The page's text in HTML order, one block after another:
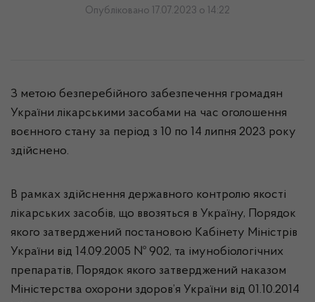
Опубліковано 17.07.2023 о 14:22
З метою безперебійного забезпечення громадян
України лікарськими засобами на час оголошення
воєнного стану за період з 10 по 14 липня 2023 року
здійснено.
В рамках здійснення державного контролю якості
лікарських засобів, що ввозяться в Україну, Порядок
якого затверджений постановою Кабінету Міністрів
України від 14.09.2005 № 902, та імунобіологічних
препаратів, Порядок якого затверджений наказом
Міністерства охорони здоров’я України від 01.10.2014